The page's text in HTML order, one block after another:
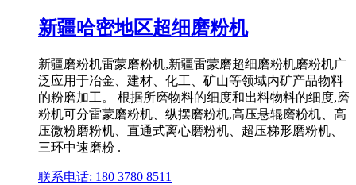
新疆哈密地区超细磨粉机
新疆磨粉机雷蒙磨粉机,新疆雷蒙磨超细磨粉机磨粉机广
泛应用于冶金、建材、化工、矿山等领域内矿产品物料
的粉磨加工。 根据所磨物料的细度和出料物料的细度,磨
粉机可分雷蒙磨粉机、纵摆磨粉机,高压悬辊磨粉机、高
压微粉磨粉机、直通式离心磨粉机、超压梯形磨粉机、
三环中速磨粉 .
联系电话: 180 3780 8511